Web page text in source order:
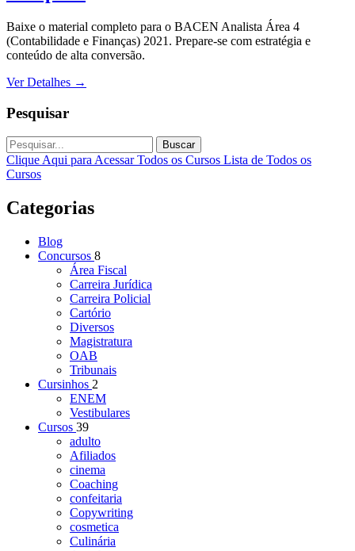
Baixe o material completo para o BACEN Analista Área 4
(Contabilidade e Finanças) 2021. Prepare-se com estratégia e
conteúdo de alta conversão.
Ver Detalhes →
Pesquisar
Buscar
Clique Aqui para Acessar Todos os Cursos Lista de Todos os
Cursos
Categorias
Blog
Concursos 8
Área Fiscal
Carreira Jurídica
Carreira Policial
Cartório
Diversos
Magistratura
OAB
Tribunais
Cursinhos 2
ENEM
Vestibulares
Cursos 39
adulto
Afiliados
cinema
Coaching
confeitaria
Copywriting
cosmetica
Culinária